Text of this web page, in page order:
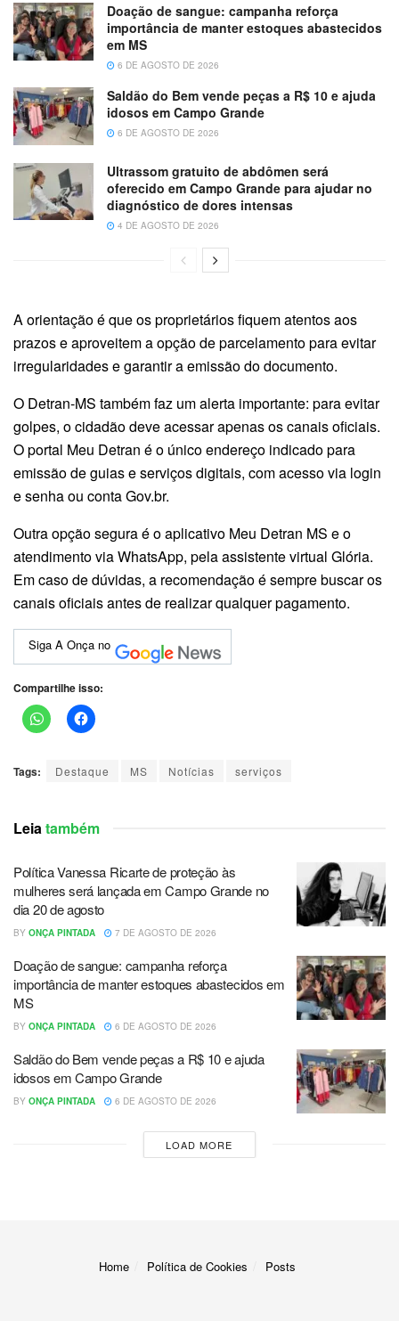
Doação de sangue: campanha reforça
importância de manter estoques abastecidos
em MS
6 DE AGOSTO DE 2026
Saldão do Bem vende peças a R$ 10 e ajuda
idosos em Campo Grande
6 DE AGOSTO DE 2026
Ultrassom gratuito de abdômen será
oferecido em Campo Grande para ajudar no
diagnóstico de dores intensas
4 DE AGOSTO DE 2026
A orientação é que os proprietários fiquem atentos aos
prazos e aproveitem a opção de parcelamento para evitar
irregularidades e garantir a emissão do documento.
O Detran-MS também faz um alerta importante: para evitar
golpes, o cidadão deve acessar apenas os canais oficiais.
O portal Meu Detran é o único endereço indicado para
emissão de guias e serviços digitais, com acesso via login
e senha ou conta Gov.br.
Outra opção segura é o aplicativo Meu Detran MS e o
atendimento via WhatsApp, pela assistente virtual Glória.
Em caso de dúvidas, a recomendação é sempre buscar os
canais oficiais antes de realizar qualquer pagamento.
Siga A Onça no
Compartilhe isso:
Tags: Destaque MS Notícias serviços
Leiatambém
Política Vanessa Ricarte de proteção às
mulheres será lançada em Campo Grande no
dia 20 de agosto
BY ONÇA PINTADA 7 DE AGOSTO DE 2026
Doação de sangue: campanha reforça
importância de manter estoques abastecidos em
MS
BY ONÇA PINTADA 6 DE AGOSTO DE 2026
Saldão do Bem vende peças a R$ 10 e ajuda
idosos em Campo Grande
BY ONÇA PINTADA 6 DE AGOSTO DE 2026
LOAD MORE
Home Política de Cookies Posts